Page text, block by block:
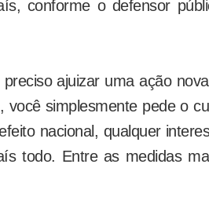
conforme o defensor
ajuizar uma ação
você simplesmente pede o
nacional, qualquer
todo. Entre as medidas